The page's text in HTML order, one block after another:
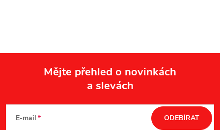
Mějte přehled o novinkách
a slevách
E-mail ODEBÍRAT